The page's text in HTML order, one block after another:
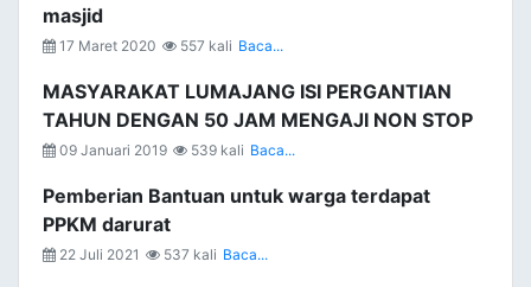
masjid
17 Maret 2020 557 kali Baca...
MASYARAKAT LUMAJANG ISI PERGANTIAN
TAHUN DENGAN 50 JAM MENGAJI NON STOP
09 Januari 2019 539 kali Baca...
Pemberian Bantuan untuk warga terdapat
PPKM darurat
22 Juli 2021 537 kali Baca...